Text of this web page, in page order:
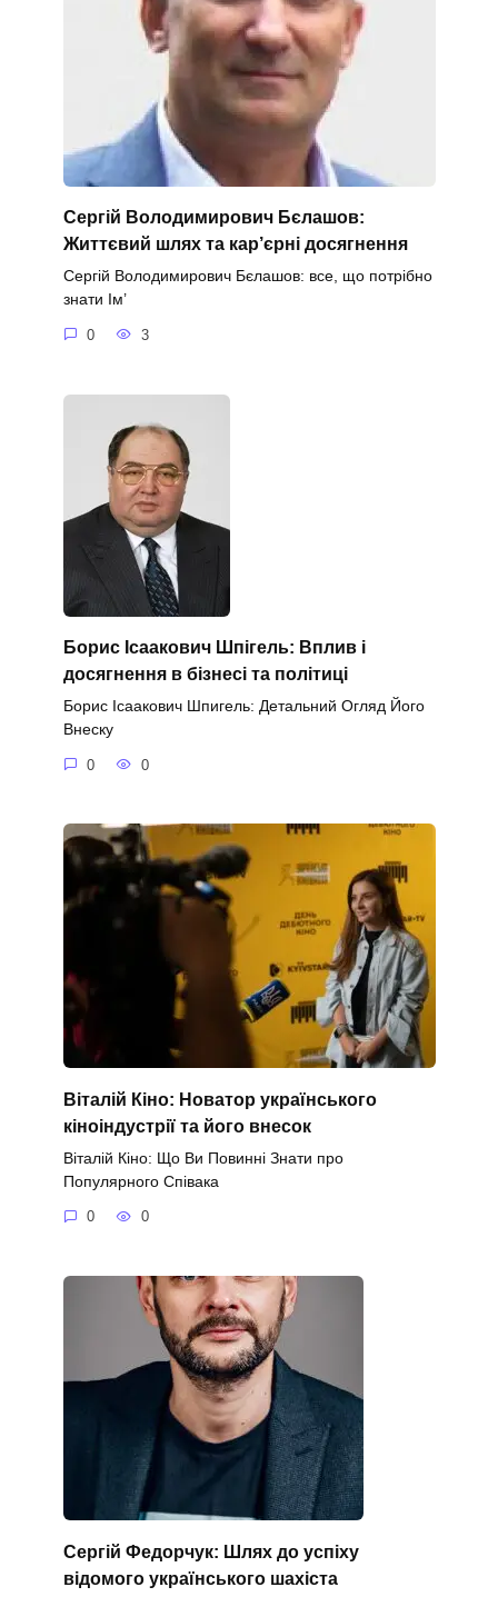
Сергій Володимирович Бєлашов:
Життєвий шлях та кар’єрні досягнення
Сергій Володимирович Бєлашов: все, що потрібно
знати Ім’
0 3
Борис Ісаакович Шпігель: Вплив і
досягнення в бізнесі та політиці
Борис Ісаакович Шпигель: Детальний Огляд Його
Внеску
0 0
Віталій Кіно: Новатор українського
кіноіндустрії та його внесок
Віталій Кіно: Що Ви Повинні Знати про
Популярного Співака
0 0
Сергій Федорчук: Шлях до успіху
відомого українського шахіста